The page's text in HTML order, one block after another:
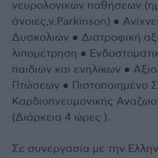
νευρολογικών παθήσεων
άνοιες,ν.Parkinson) ●
Δυσκολιών ● Διατροφική
λιπομέτρηση ●
παιδιών και ενηλίκων ●
Πτώσεων ● Πιστοποιημένο
Καρδιοπνευμονικής
(Διάρκεια 4 ώρες ).
Σε συνεργασία με την